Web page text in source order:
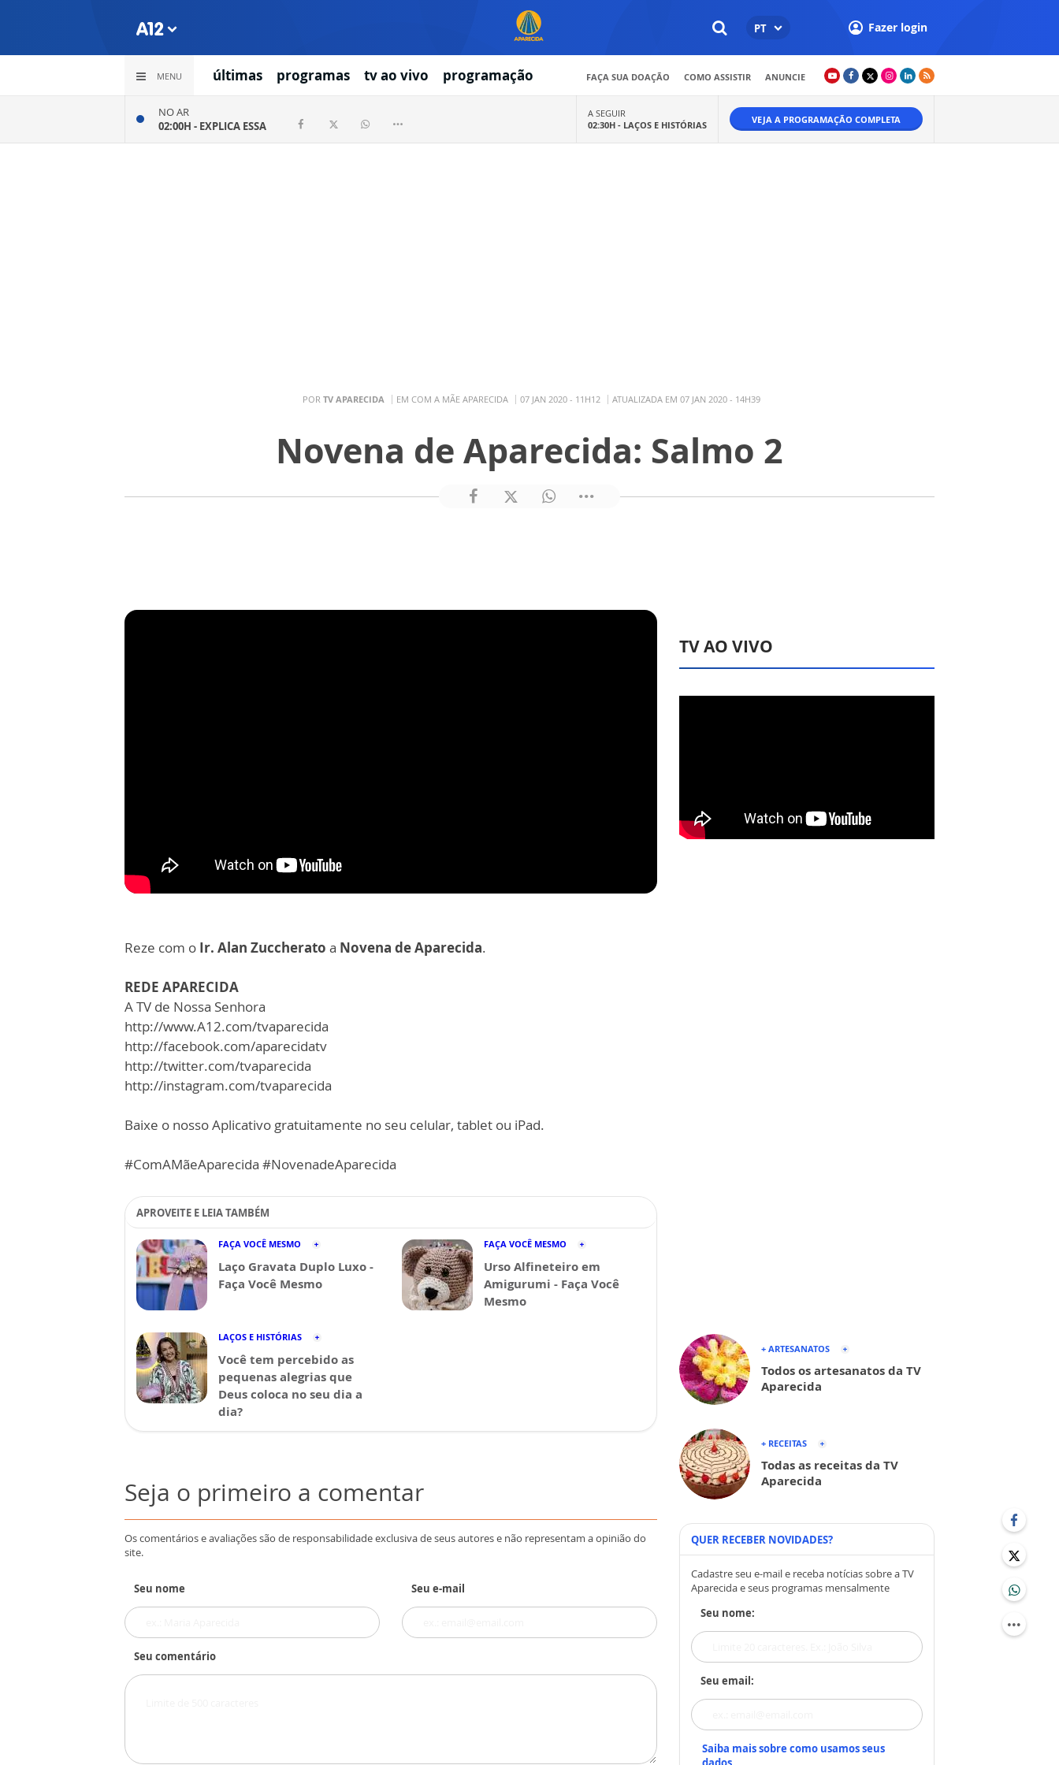
PT Fazer login
MENU últimas programas tv ao vivo programação FAÇA SUA DOAÇÃO COMO ASSISTIR ANUNCIE
NO AR
02:00H - EXPLICA ESSA
A SEGUIR
02:30H - LAÇOS E HISTÓRIAS VEJA A PROGRAMAÇÃO COMPLETA
POR TV APARECIDA EM COM A MÃE APARECIDA 07 JAN 2020 - 11H12 ATUALIZADA EM 07 JAN 2020 - 14H39
Novena de Aparecida: Salmo 2
Reze com o Ir. Alan Zuccherato a Novena de Aparecida.
REDE APARECIDA
A TV de Nossa Senhora
http://www.A12.com/tvaparecida
http://facebook.com/aparecidatv
http://twitter.com/tvaparecida
http://instagram.com/tvaparecida
Baixe o nosso Aplicativo gratuitamente no seu celular, tablet ou iPad.
#ComAMãeAparecida #NovenadeAparecida
APROVEITE E LEIA TAMBÉM
FAÇA VOCÊ MESMO
Laço Gravata Duplo Luxo -
Faça Você Mesmo
FAÇA VOCÊ MESMO
Urso Alfineteiro em
Amigurumi - Faça Você
Mesmo
LAÇOS E HISTÓRIAS
Você tem percebido as
pequenas alegrias que
Deus coloca no seu dia a
dia?
Seja o primeiro a comentar
Os comentários e avaliações são de responsabilidade exclusiva de seus autores e não representam a opinião do
site.
Seu nome Seu e-mail
Seu comentário
TV AO VIVO
+ ARTESANATOS
Todos os artesanatos da TV
Aparecida
+ RECEITAS
Todas as receitas da TV
Aparecida
QUER RECEBER NOVIDADES?
Cadastre seu e-mail e receba notícias sobre a TV
Aparecida e seus programas mensalmente
Seu nome:
Seu email:
Saiba mais sobre como usamos seus